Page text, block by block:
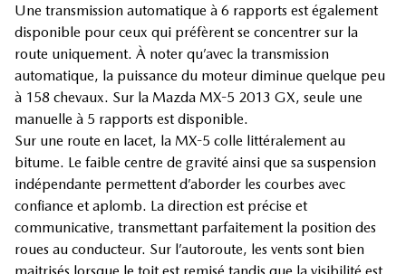
Une transmission automatique à 6 rapports est également
disponible pour ceux qui préfèrent se concentrer sur la
route uniquement. À noter qu’avec la transmission
automatique, la puissance du moteur diminue quelque peu
à 158 chevaux. Sur la Mazda MX-5 2013 GX, seule une
manuelle à 5 rapports est disponible.
Sur une route en lacet, la MX-5 colle littéralement au
bitume. Le faible centre de gravité ainsi que sa suspension
indépendante permettent d’aborder les courbes avec
confiance et aplomb. La direction est précise et
communicative, transmettant parfaitement la position des
roues au conducteur. Sur l’autoroute, les vents sont bien
maitrisés lorsque le toit est remisé tandis que la visibilité est